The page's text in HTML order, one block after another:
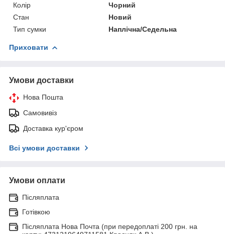
Колір
Чорний
Стан
Новий
Тип сумки
Наплічна/Седельна
Приховати
Умови доставки
Нова Пошта
Самовивіз
Доставка кур'єром
Всі умови доставки
Умови оплати
Післяплата
Готівкою
Післяплата Нова Почта (при передоплаті 200 грн. на